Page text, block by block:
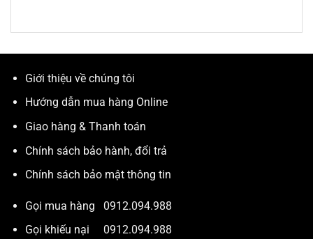
Giới thiệu về chúng tôi
Hướng dẫn mua hàng Online
Giao hàng & Thanh toán
Chính sách bảo hành, đổi trả
Chính sách bảo mật thông tin
Gọi mua hàng 0912.094.988
Gọi khiếu nại 0912.094.988